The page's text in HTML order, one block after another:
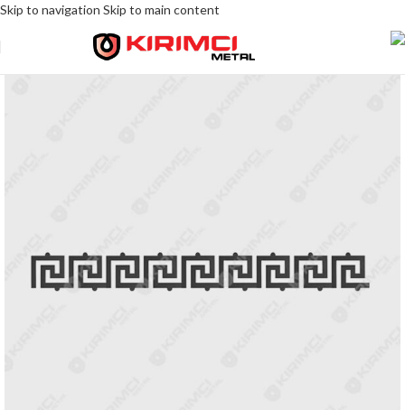
Skip to navigation Skip to main content